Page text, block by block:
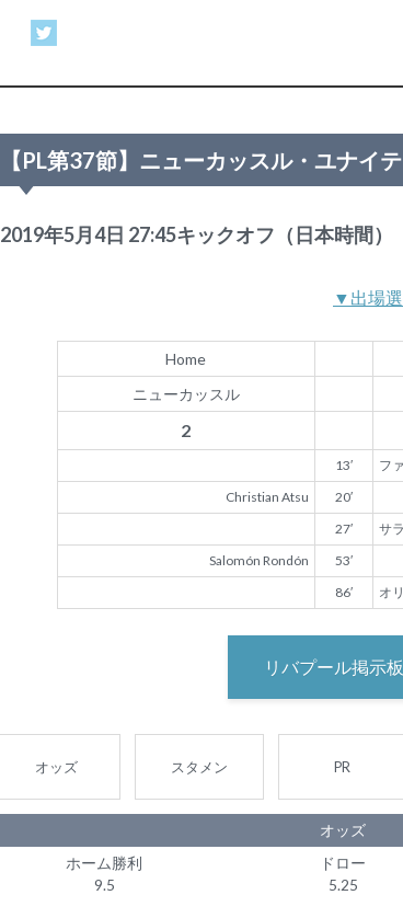
【PL第37節】ニューカッスル・ユナイ
2019年5月4日 27:45キックオフ（日本時間
▼出場
Home
ニューカッスル
2
13′
フ
Christian Atsu
20′
27′
サ
Salomón Rondón
53′
86′
オ
リバプール掲示
オッズ スタメン PR
オッズ
ホーム勝利
9.5
ドロー
5.25